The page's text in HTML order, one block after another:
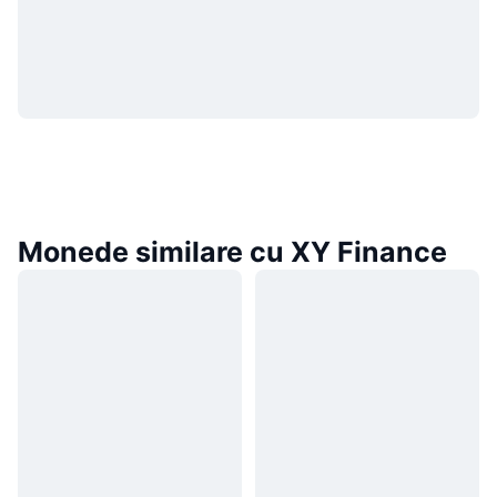
Monede similare cu XY Finance